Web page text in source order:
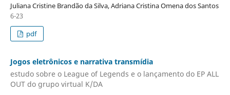
Juliana Cristine Brandão da Silva, Adriana Cristina Omena dos Santos
6-23
pdf
Jogos eletrônicos e narrativa transmídia
estudo sobre o League of Legends e o lançamento do EP ALL
OUT do grupo virtual K/DA